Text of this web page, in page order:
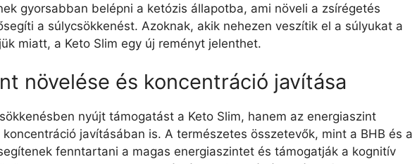
gyorsabban belépni a ketózis állapotba, ami növeli a zsírégetés
a súlycsökkenést. Azoknak, akik nehezen veszítik el a súlyukat a
miatt, a Keto Slim egy új reményt jelenthet.
növelése és koncentráció javítása
nyújt támogatást a Keto Slim, hanem az energiaszint
javításában is. A természetes összetevők, mint a BHB és a
fenntartani a magas energiaszintet és támogatják a kognitív